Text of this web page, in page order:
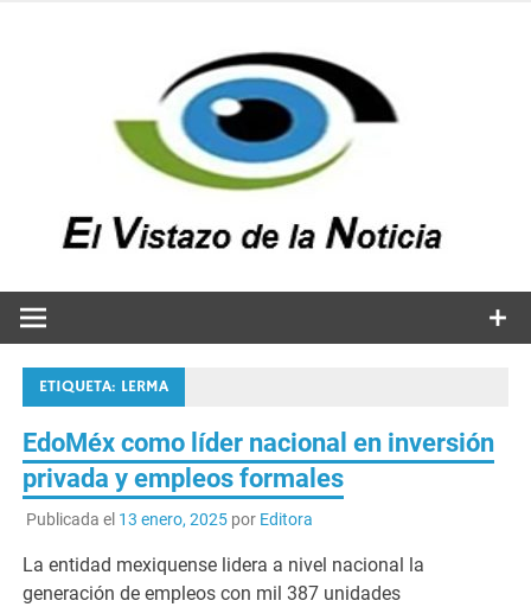
ETIQUETA: LERMA
EdoMéx como líder nacional en inversión
privada y empleos formales
Publicada el 13 enero, 2025por Editora
La entidad mexiquense lidera a nivel nacional la
generación de empleos con mil 387 unidades